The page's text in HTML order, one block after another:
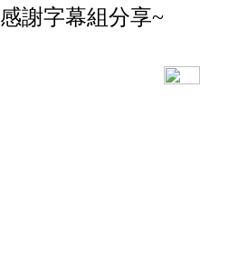
感謝字幕組分享~